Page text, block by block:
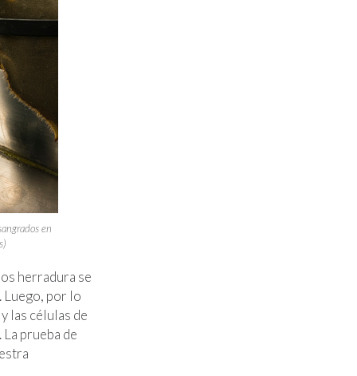
en
herradura se
Luego, por lo
las células de
prueba de